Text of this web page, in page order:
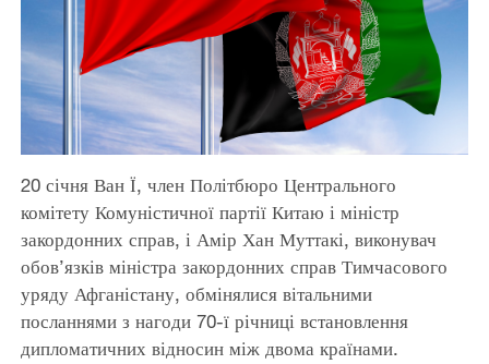
20 січня Ван Ї, член Політбюро Центрального
комітету Комуністичної партії Китаю і міністр
закордонних справ, і Амір Хан Муттакі, виконувач
обов’язків міністра закордонних справ Тимчасового
уряду Афганістану, обмінялися вітальними
посланнями з нагоди 70-ї річниці встановлення
дипломатичних відносин між двома країнами.